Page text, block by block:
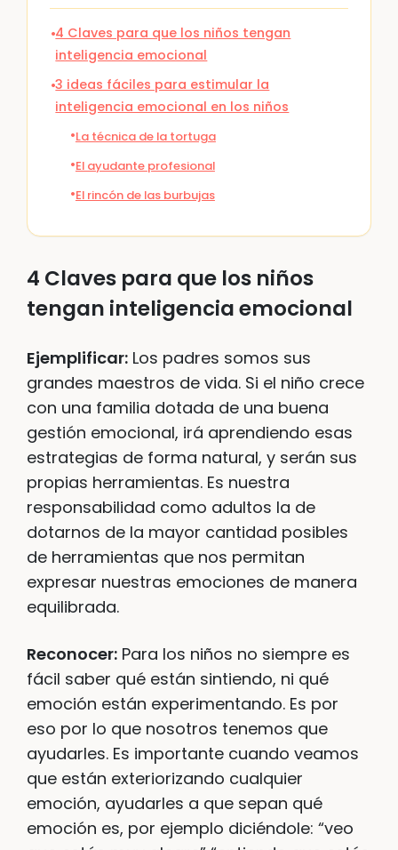
4 Claves para que los niños tengan
inteligencia emocional
3 ideas fáciles para estimular la
inteligencia emocional en los niños
La técnica de la tortuga
El ayudante profesional
El rincón de las burbujas
4 Claves para que los niños
tengan inteligencia emocional
Ejemplificar: Los padres somos sus
grandes maestros de vida. Si el niño crece
con una familia dotada de una buena
gestión emocional, irá aprendiendo esas
estrategias de forma natural, y serán sus
propias herramientas. Es nuestra
responsabilidad como adultos la de
dotarnos de la mayor cantidad posibles
de herramientas que nos permitan
expresar nuestras emociones de manera
equilibrada.
Reconocer: Para los niños no siempre es
fácil saber qué están sintiendo, ni qué
emoción están experimentando. Es por
eso por lo que nosotros tenemos que
ayudarles. Es importante cuando veamos
que están exteriorizando cualquier
emoción, ayudarles a que sepan qué
emoción es, por ejemplo diciéndole: “veo